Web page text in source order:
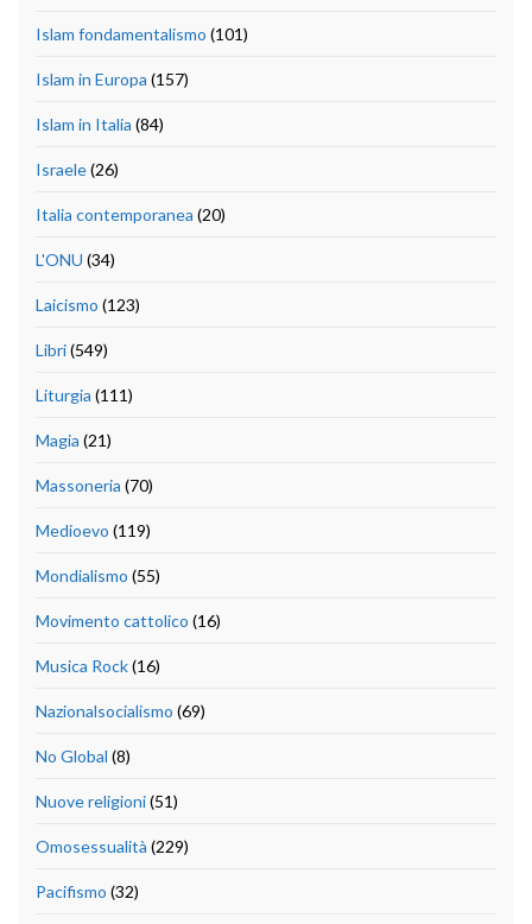
Islam fondamentalismo (101)
Islam in Europa (157)
Islam in Italia (84)
Israele(26)
Italia contemporanea (20)
L'ONU (34)
Laicismo (123)
Libri(549)
Liturgia (111)
Magia (21)
Massoneria (70)
Medioevo (119)
Mondialismo (55)
Movimento cattolico (16)
Musica Rock(16)
Nazionalsocialismo (69)
No Global (8)
Nuove religioni(51)
Omosessualità (229)
Pacifismo (32)